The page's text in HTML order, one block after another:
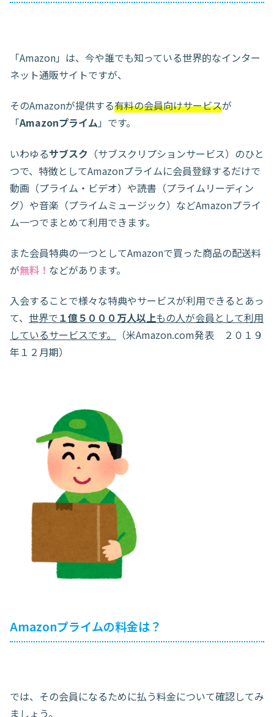
「Amazon」は、今や誰でも知っている世界的なインター
ネット通販サイトですが、
そのAmazonが提供する有料の会員向けサービスが
「Amazonプライム 」です。
いわゆるサブスク （サブスクリプションサービス）のひと
つで、特徴としてAmazonプライムに会員登録するだけで
動画（プライム・ビデオ）や読書（プライムリーディン
グ）や音楽（プライムミュージック）などAmazonプライ
ム一つでまとめて利用できます。
また会員特典の一つとしてAmazonで買った商品の配送料
が無料！ などがあります。
入会することで様々な特典やサービスが利用できるとあっ
て、 世界で１億５０００万人以上もの人が会員として利用
しているサービスです。
（米Amazon.com発表 ２０１９
年１２月期）
Amazonプライムの料金は？
では、その会員になるために払う料金について確認してみ
ましょう。